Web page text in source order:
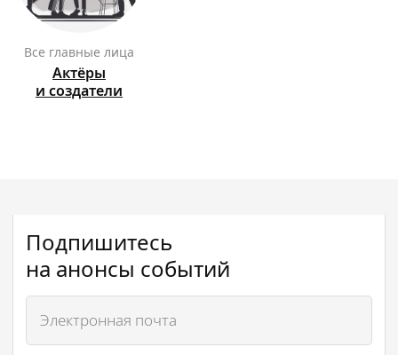
Все главные лица
Актёры
и создатели
Подпишитесь
на анонсы событий